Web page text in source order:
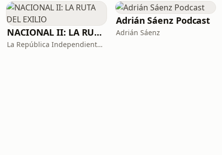
NACIONAL II: LA RUTA DEL EXILIO
La República Independiente de la Radio
Adrián Sáenz Podcast
Adrián Sáenz